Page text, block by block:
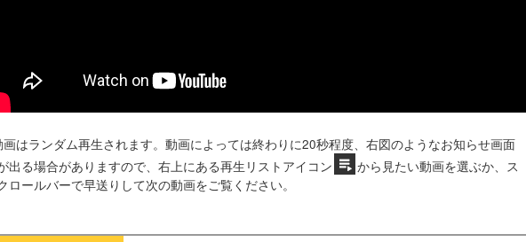
画はランダム再生されます。動画によっては終わりに20秒程度、右図のようなお知らせ画面
出る場合がありますので、右上にある再生リストアイコン
から見たい動画を選ぶか、ス
ロールバーで早送りして次の動画をご覧ください。